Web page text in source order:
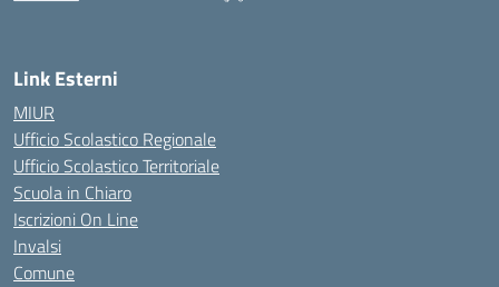
Link Esterni
MIUR
Ufficio Scolastico Regionale
Ufficio Scolastico Territoriale
Scuola in Chiaro
Iscrizioni On Line
Invalsi
Comune